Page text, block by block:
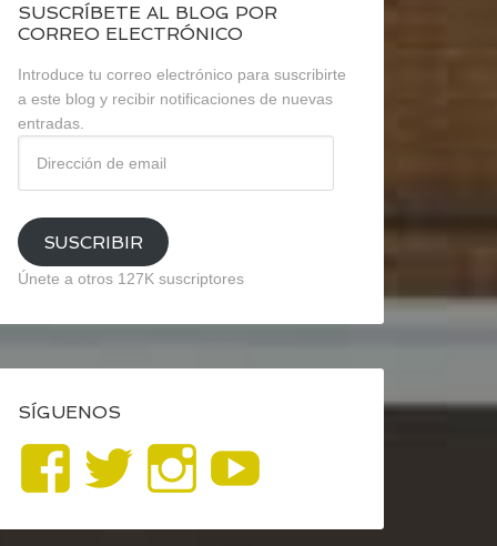
SUSCRÍBETE AL BLOG POR
CORREO ELECTRÓNICO
Introduce tu correo electrónico para suscribirte
a este blog y recibir notificaciones de nuevas
entradas.
email
SUSCRIBIR
Únete a otros 127K suscriptores
SÍGUENOS
Ver
perfil
Ver
perfil
Ver
perfil